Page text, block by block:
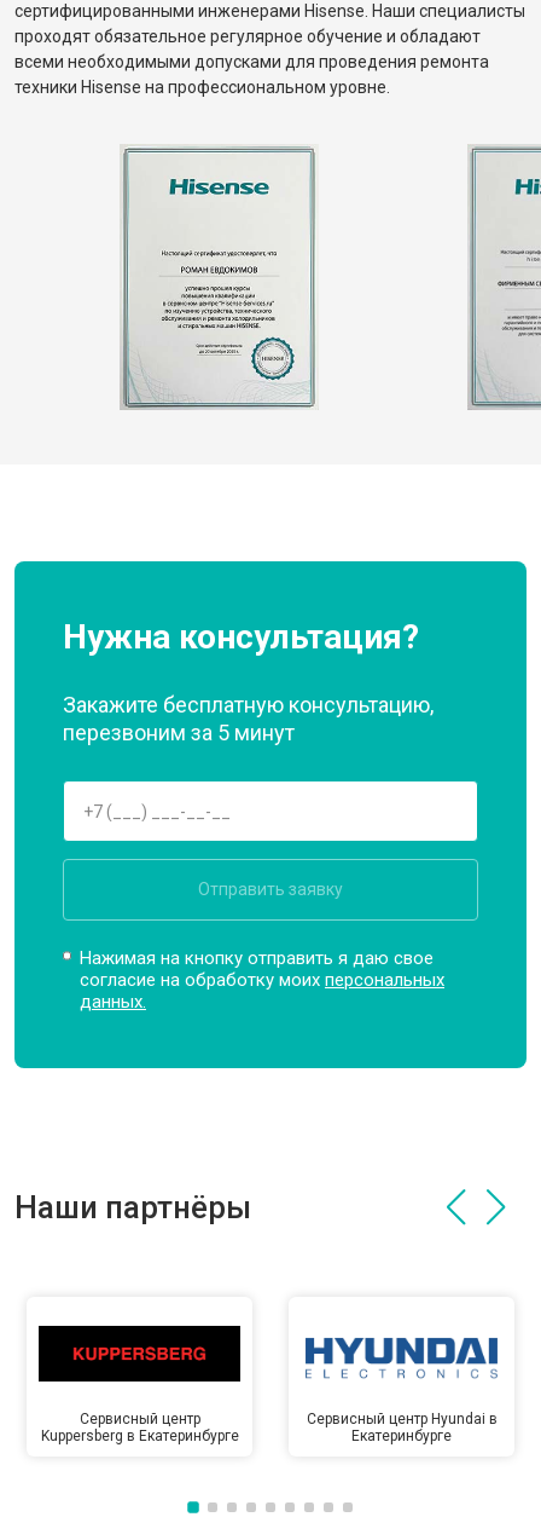
сертифицированными инженерами Hisense. Наши специалисты
проходят обязательное регулярное обучение и обладают
всеми необходимыми допусками для проведения ремонта
техники Hisense на профессиональном уровне.
Нужна консультация?
Закажите бесплатную консультацию,
перезвоним за 5 минут
Отправить заявку
Нажимая на кнопку отправить я даю свое
согласие на обработку моихперсональных
данных.
Наши партнёры
Сервисный центр
Kuppersberg в Екатеринбурге
Сервисный центр Hyundai в
Екатеринбурге